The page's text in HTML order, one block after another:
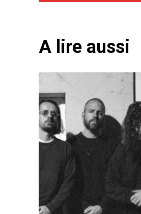
A lire aussi